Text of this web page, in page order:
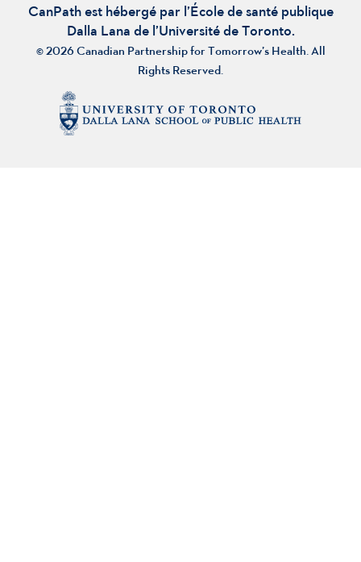
CanPath est hébergé par l’École de santé publique
Dalla Lana de l’Université de Toronto.
© 2026 Canadian Partnership for Tomorrow’s Health. All
Rights Reserved.